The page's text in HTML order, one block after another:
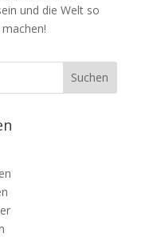
und die Welt so